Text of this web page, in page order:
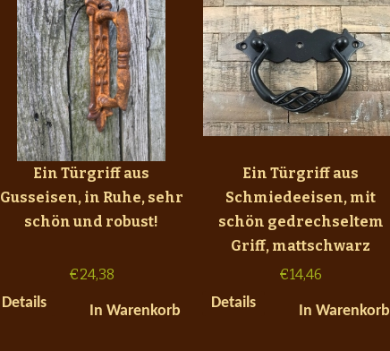
Ein Türgriff aus
Gusseisen, in Ruhe, sehr
schön und robust!
€24,38
Details
In Warenkorb
Ein Türgriff aus
Schmiedeeisen, mit
schön gedrechseltem
Griff, mattschwarz
€14,46
Details
In Warenkorb